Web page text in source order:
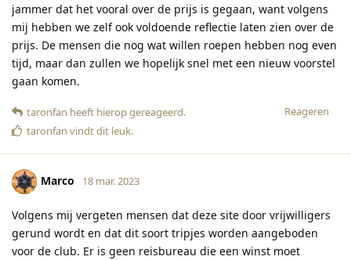
jammer dat het vooral over de prijs is gegaan, want volgens
mij hebben we zelf ook voldoende reflectie laten zien over de
prijs. De mensen die nog wat willen roepen hebben nog even
tijd, maar dan zullen we hopelijk snel met een nieuw voorstel
gaan komen.
Reageren
taronfan heeft hierop gereageerd.
taronfan vindt dit leuk.
Marco 18 mar. 2023
Volgens mij vergeten mensen dat deze site door vrijwilligers
gerund wordt en dat dit soort tripjes worden aangeboden
voor de club. Er is geen reisbureau die een winst moet